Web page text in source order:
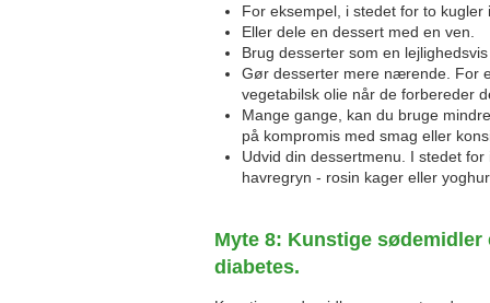
For eksempel, i stedet for to kugler
Eller dele en dessert med en ven.
Brug desserter som en
Gør desserter mere nærende. For
vegetabilsk olie når de forbereder
Mange gange, kan du bruge
på kompromis med smag eller
Udvid din dessertmenu. I stedet
havregryn - rosin kager eller
Myte 8: Kunstige
diabetes.